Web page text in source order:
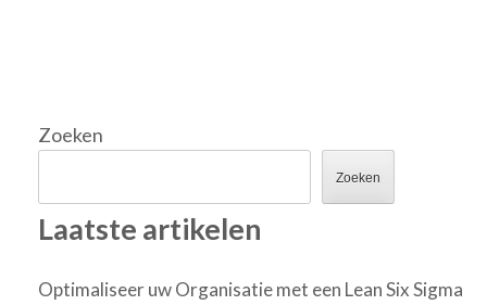
Zoeken
Zoeken
Laatste artikelen
Optimaliseer uw Organisatie met een Lean Six Sigma